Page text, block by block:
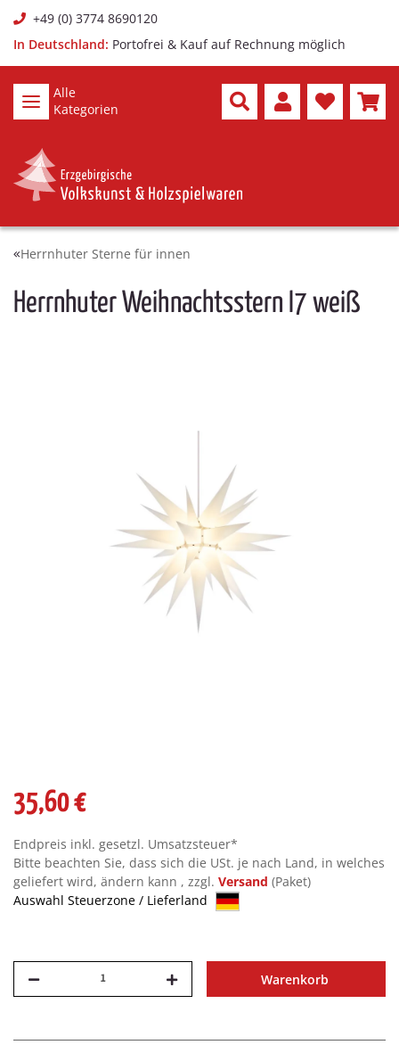
+49 (0) 3774 8690120
In Deutschland: Portofrei & Kauf auf Rechnung möglich
Alle
Kategorien
Herrnhuter Sterne für innen
Herrnhuter Weihnachtsstern I7 weiß
35,60 €
Endpreis inkl. gesetzl. Umsatzsteuer*
Bitte beachten Sie, dass sich die USt. je nach Land, in welches
geliefert wird, ändern kann , zzgl. Versand (Paket)
Auswahl Steuerzone / Lieferland
Warenkorb